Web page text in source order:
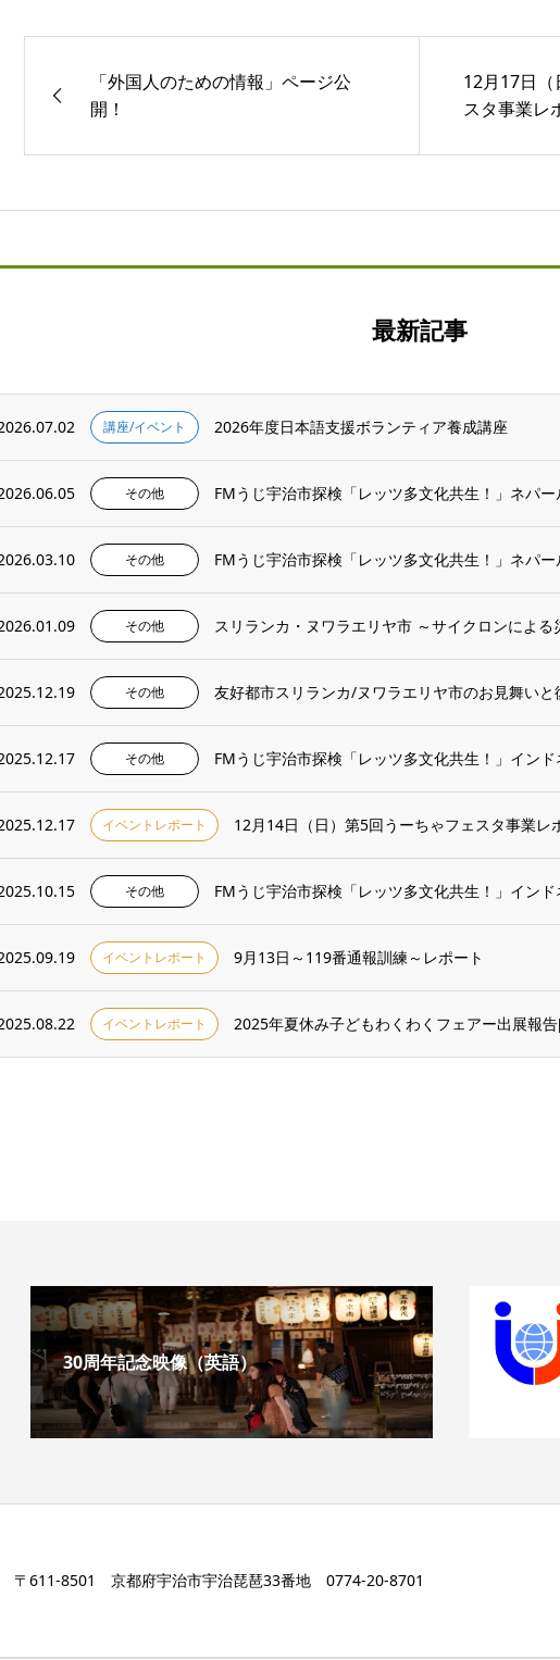
「外国人のための情報」ページ公
開！
12月17日
スタ事業レ
最新記事
講座/イベント 2026年度日本語支援ボランティア養成講座
その他 FMうじ宇治市探検「レッツ多文化共生！」ネパ
その他 FMうじ宇治市探検「レッツ多文化共生！」ネパ
その他 スリランカ・ヌワラエリヤ市 ～サイクロンによる
その他 友好都市スリランカ/ヌワラエリヤ市のお見舞いと
その他 FMうじ宇治市探検「レッツ多文化共生！」イン
イベントレポート 12月14日（日）第5回うーちゃフェスタ事業レ
その他 FMうじ宇治市探検「レッツ多文化共生！」イン
イベントレポート 9月13日～119番通報訓練～レポート
イベントレポート 2025年夏休み子どもわくわくフェアー出展報
30周年記念映像（英語）
〒611-8501 京都府宇治市宇治琵琶33番地 0774-20-8701